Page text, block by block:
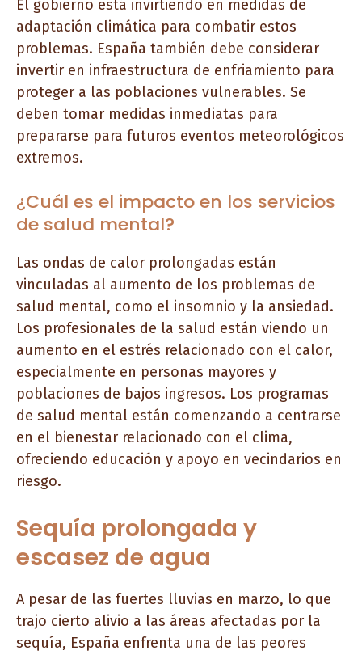
El gobierno está invirtiendo en medidas de
adaptación climática para combatir estos
problemas. España también debe considerar
invertir en infraestructura de enfriamiento para
proteger a las poblaciones vulnerables. Se
deben tomar medidas inmediatas para
prepararse para futuros eventos meteorológicos
extremos.
¿Cuál es el impacto en los servicios
de salud mental?
Las ondas de calor prolongadas están
vinculadas al aumento de los problemas de
salud mental, como el insomnio y la ansiedad.
Los profesionales de la salud están viendo un
aumento en el estrés relacionado con el calor,
especialmente en personas mayores y
poblaciones de bajos ingresos. Los programas
de salud mental están comenzando a centrarse
en el bienestar relacionado con el clima,
ofreciendo educación y apoyo en vecindarios en
riesgo.
Sequía prolongada y
escasez de agua
A pesar de las fuertes lluvias en marzo, lo que
trajo cierto alivio a las áreas afectadas por la
sequía, España enfrenta una de las peores